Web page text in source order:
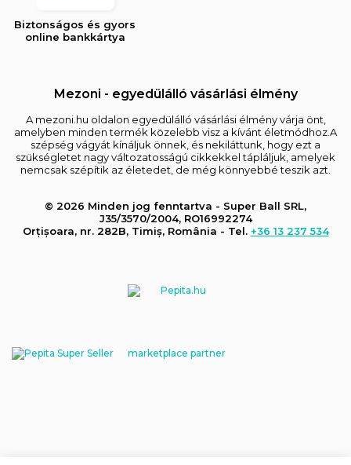
Biztonságos és gyors
online bankkártya
Mezoni - egyedülálló vásárlási élmény
A mezoni.hu oldalon egyedülálló vásárlási élmény várja önt,
amelyben minden termék közelebb visz a kívánt életmódhoz.A
szépség vágyát kínáljuk önnek, és nekiláttunk, hogy ezt a
szükségletet nagy változatosságú cikkekkel tápláljuk, amelyek
nemcsak szépítik az életedet, de még könnyebbé teszik azt.
© 2026 Minden jog fenntartva - Super Ball SRL,
J35/3570/2004, RO16992274
Orțișoara, nr. 282B, Timiș, România - Tel. +36 13 237 534
marketplace partner